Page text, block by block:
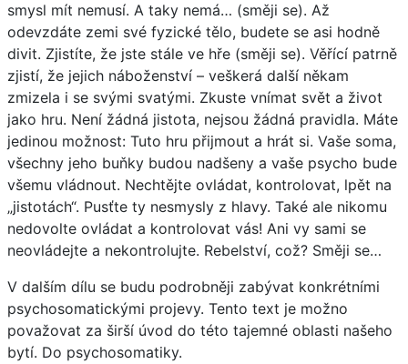
smysl mít nemusí. A taky nemá… (směji se). Až
odevzdáte zemi své fyzické tělo, budete se asi hodně
divit. Zjistíte, že jste stále ve hře (směji se). Věřící patrně
zjistí, že jejich náboženství – veškerá další někam
zmizela i se svými svatými. Zkuste vnímat svět a život
jako hru. Není žádná jistota, nejsou žádná pravidla. Máte
jedinou možnost: Tuto hru přijmout a hrát si. Vaše soma,
všechny jeho buňky budou nadšeny a vaše psycho bude
všemu vládnout. Nechtějte ovládat, kontrolovat, lpět na
„jistotách“. Pusťte ty nesmysly z hlavy. Také ale nikomu
nedovolte ovládat a kontrolovat vás! Ani vy sami se
neovládejte a nekontrolujte. Rebelství, což? Směji se…
V dalším dílu se budu podrobněji zabývat konkrétními
psychosomatickými projevy. Tento text je možno
považovat za širší úvod do této tajemné oblasti našeho
bytí. Do psychosomatiky.